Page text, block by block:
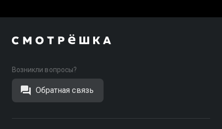
Возникли вопросы?
Обратная связь